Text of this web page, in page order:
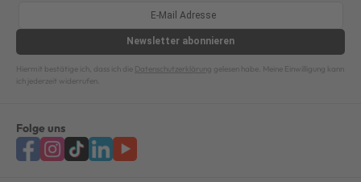
Newsletter abonnieren
Hiermit bestätige ich, dass ich die Datenschutzerklärung gelesen habe. Meine Einwilligung kann
ich jederzeit widerrufen.
Folge uns